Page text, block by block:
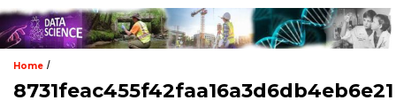
Home /
8731feac455f42faa16a3d6db4eb6e21